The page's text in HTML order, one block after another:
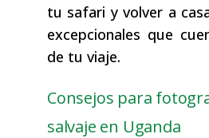
tu safari y volver a
excepcionales que
de tu viaje.
Consejos para
salvaje en Uganda